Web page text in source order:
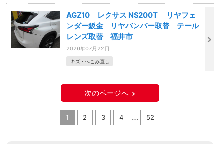
AGZ10 レクサス NS200T リヤフェ
ンダー鈑金 リヤバンパー取替 テール
レンズ取替 福井市
2026年07月22日
キズ・へこみ直し
次のページへ
1 2 3 4 … 52